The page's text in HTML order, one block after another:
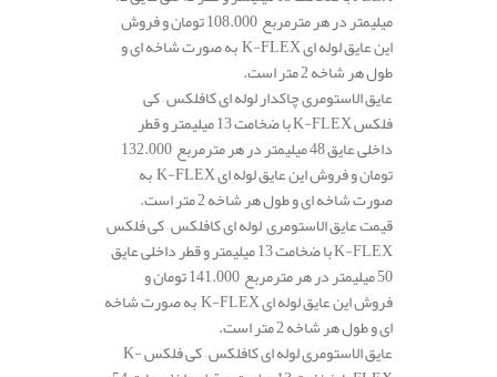
میلیمتر در هر مترمربع 108.000 تومان و فروش
این عایق لوله ای K-FLEX به صورت شاخه ای و
طول هر شاخه 2 متر است.
عایق الاستومری چاکدار لوله ای کافلکس – کی
فلکس K-FLEX با ضخامت 13 میلیمتر و قطر
داخلی عایق 48 میلیمتر در هر مترمربع 132.000
تومان و فروش این عایق لوله ای K-FLEX به
صورت شاخه ای و طول هر شاخه 2 متر است.
قیمت عایق الاستومری لوله ای کافلکس – کی فلکس
K-FLEX با ضخامت 13 میلیمتر و قطر داخلی عایق
50 میلیمتر در هر مترمربع 141.000 تومان و
فروش این عایق لوله ای K-FLEX به صورت شاخه
ای و طول هر شاخه 2 متر است.
عایق الاستومری لوله ای کافلکس – کی فلکس K-